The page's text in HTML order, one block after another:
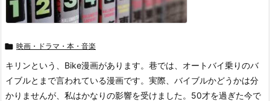
 映画・ドラマ・本・音楽
キリンという、Bike漫画があります。巷では、オートバイ乗りのバ
イブルとまで言われている漫画です。実際、バイブルかどうかは分
かりませんが、私はかなりの影響を受けました。50才を過ぎた今で